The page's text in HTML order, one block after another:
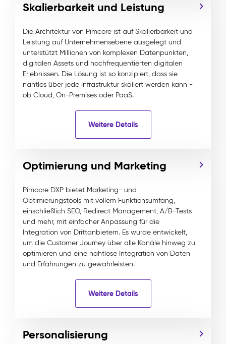
Skalierbarkeit und Leistung
Die Architektur von Pimcore ist auf Skalierbarkeit und
Leistung auf Unternehmensebene ausgelegt und
unterstützt Millionen von komplexen Datenpunkten,
digitalen Assets und hochfrequentierten digitalen
Erlebnissen. Die Lösung ist so konzipiert, dass sie
nahtlos über jede Infrastruktur skaliert werden kann -
ob Cloud, On-Premises oder PaaS.
Weitere Details
Optimierung und Marketing
Pimcore DXP bietet Marketing- und
Optimierungstools mit vollem Funktionsumfang,
einschließlich SEO, Redirect Management, A/B-Tests
und mehr, mit einfacher Anpassung für die
Integration von Drittanbietern. Es wurde entwickelt,
um die Customer Journey über alle Kanäle hinweg zu
optimieren und eine nahtlose Integration von Daten
und Erfahrungen zu gewährleisten.
Weitere Details
Personalisierung